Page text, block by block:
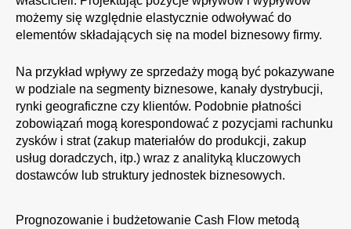
możemy się względnie elastycznie odwoływać do
elementów składających się na model biznesowy firmy.
Na przykład wpływy ze sprzedaży mogą być pokazywane
w podziale na segmenty biznesowe, kanały dystrybucji,
rynki geograficzne czy klientów. Podobnie płatności
zobowiązań mogą korespondować z pozycjami rachunku
zysków i strat (zakup materiałów do produkcji, zakup
usług doradczych, itp.) wraz z analityką kluczowych
dostawców lub struktury jednostek biznesowych.
Prognozowanie i budżetowanie Cash Flow metodą